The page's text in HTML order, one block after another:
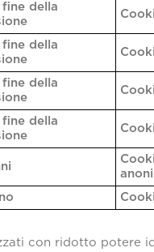
della
della
della
della
con ridotto potere